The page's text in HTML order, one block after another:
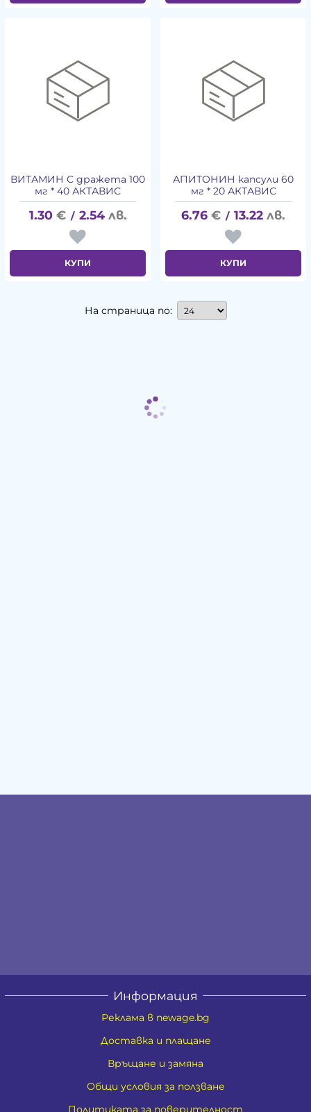
ВИТАМИН C дражета 100
мг * 40 АКТАВИС
1.30 € / 2.54 лв.
КУПИ
АПИТОНИН капсули 60
мг * 20 АКТАВИС
6.76 € / 13.22 лв.
КУПИ
На страница по:
Информация
Реклама в newage.bg
Доставка и плащане
Връщане и замяна
Общи условия за ползване
Политиката за поверителност